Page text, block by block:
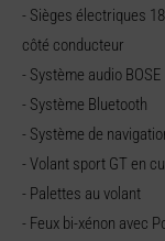
- Sièges électriques
côté conducteur
- Système audio BOSE
- Système Bluetooth
- Système de
- Volant sport GT en
- Palettes au volant
- Feux bi-xénon avec